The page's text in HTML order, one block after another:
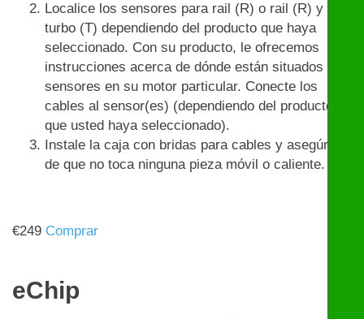
Localice los sensores para rail (R) o rail (R) y
turbo (T) dependiendo del producto que haya
seleccionado. Con su producto, le ofrecemos
instrucciones acerca de dónde están situados los
sensores en su motor particular. Conecte los
cables al sensor(es) (dependiendo del producto
que usted haya seleccionado).
Instale la caja con bridas para cables y asegúrese
de que no toca ninguna pieza móvil o caliente.
€249 Comprar
eChip